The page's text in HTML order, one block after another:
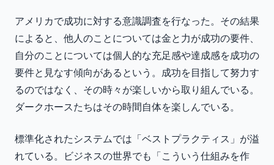
アメリカで成功に対する意識調査を行なった。その結果
によると、他人のことについては金と力が成功の要件、
自分のことについては個人的な充足感や達成感を成功の
要件と見なす傾向があるという。成功を目指して努力す
るのではなく、その時々が楽しいから取り組んでいる。
ダークホースたちはその時間自体を楽しんでいる。
標準化されたシステムでは「ベストプラクティス」が溢
れている。ビジネスの世界でも「こういう仕組みを作